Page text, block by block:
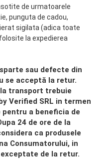
de urmatoarele
punguta de cadou,
sigilata (adica toate
la expedierea
sau defecte din
se acceptă la retur.
transport trebuie
Verified SRL in termen
pentru a beneficia de
24 de ore de la
ca produsele
Consumatorului, in
de la retur.